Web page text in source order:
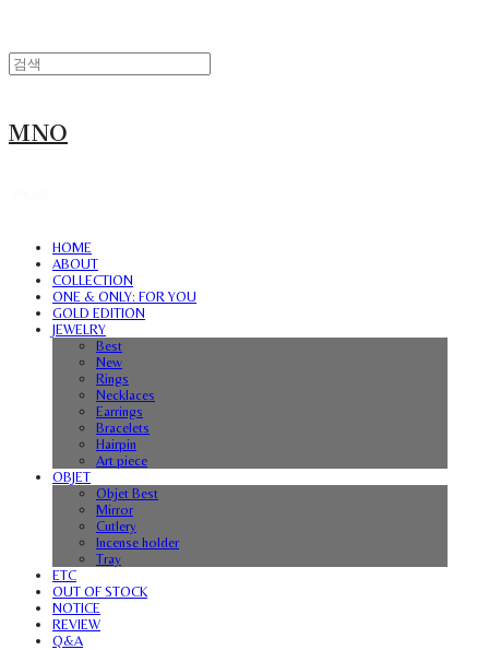
MNO
HOME
ABOUT
COLLECTION
ONE & ONLY: FOR YOU
GOLD EDITION
JEWELRY
Best
New
Rings
Necklaces
Earrings
Bracelets
Hairpin
Art piece
OBJET
Objet Best
Mirror
Cutlery
Incense holder
Tray
ETC
OUT OF STOCK
NOTICE
REVIEW
Q&A